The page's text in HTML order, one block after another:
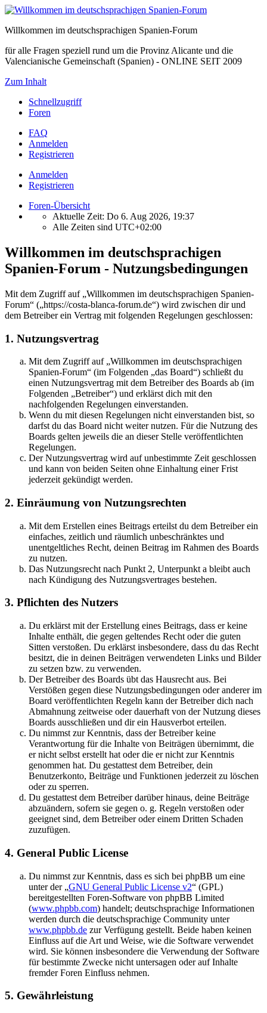
Willkommen im deutschsprachigen Spanien-Forum
für alle Fragen speziell rund um die Provinz Alicante und die
Valencianische Gemeinschaft (Spanien) - ONLINE SEIT 2009
Zum Inhalt
Schnellzugriff
Foren
FAQ
Anmelden
Registrieren
Anmelden
Registrieren
Foren-Übersicht
Aktuelle Zeit: Do 6. Aug 2026, 19:37
Alle Zeiten sind UTC+02:00
Willkommen im deutschsprachigen
Spanien-Forum - Nutzungsbedingungen
Mit dem Zugriff auf „Willkommen im deutschsprachigen Spanien-
Forum“ („https://costa-blanca-forum.de“) wird zwischen dir und
dem Betreiber ein Vertrag mit folgenden Regelungen geschlossen:
1. Nutzungsvertrag
Mit dem Zugriff auf „Willkommen im deutschsprachigen
Spanien-Forum“ (im Folgenden „das Board“) schließt du
einen Nutzungsvertrag mit dem Betreiber des Boards ab (im
Folgenden „Betreiber“) und erklärst dich mit den
nachfolgenden Regelungen einverstanden.
Wenn du mit diesen Regelungen nicht einverstanden bist, so
darfst du das Board nicht weiter nutzen. Für die Nutzung des
Boards gelten jeweils die an dieser Stelle veröffentlichten
Regelungen.
Der Nutzungsvertrag wird auf unbestimmte Zeit geschlossen
und kann von beiden Seiten ohne Einhaltung einer Frist
jederzeit gekündigt werden.
2. Einräumung von Nutzungsrechten
Mit dem Erstellen eines Beitrags erteilst du dem Betreiber ein
einfaches, zeitlich und räumlich unbeschränktes und
unentgeltliches Recht, deinen Beitrag im Rahmen des Boards
zu nutzen.
Das Nutzungsrecht nach Punkt 2, Unterpunkt a bleibt auch
nach Kündigung des Nutzungsvertrages bestehen.
3. Pflichten des Nutzers
Du erklärst mit der Erstellung eines Beitrags, dass er keine
Inhalte enthält, die gegen geltendes Recht oder die guten
Sitten verstoßen. Du erklärst insbesondere, dass du das Recht
besitzt, die in deinen Beiträgen verwendeten Links und Bilder
zu setzen bzw. zu verwenden.
Der Betreiber des Boards übt das Hausrecht aus. Bei
Verstößen gegen diese Nutzungsbedingungen oder anderer im
Board veröffentlichten Regeln kann der Betreiber dich nach
Abmahnung zeitweise oder dauerhaft von der Nutzung dieses
Boards ausschließen und dir ein Hausverbot erteilen.
Du nimmst zur Kenntnis, dass der Betreiber keine
Verantwortung für die Inhalte von Beiträgen übernimmt, die
er nicht selbst erstellt hat oder die er nicht zur Kenntnis
genommen hat. Du gestattest dem Betreiber, dein
Benutzerkonto, Beiträge und Funktionen jederzeit zu löschen
oder zu sperren.
Du gestattest dem Betreiber darüber hinaus, deine Beiträge
abzuändern, sofern sie gegen o. g. Regeln verstoßen oder
geeignet sind, dem Betreiber oder einem Dritten Schaden
zuzufügen.
4. General Public License
Du nimmst zur Kenntnis, dass es sich bei phpBB um eine
unter der „GNU General Public License v2“ (GPL)
bereitgestellten Foren-Software von phpBB Limited
(www.phpbb.com) handelt; deutschsprachige Informationen
werden durch die deutschsprachige Community unter
www.phpbb.de zur Verfügung gestellt. Beide haben keinen
Einfluss auf die Art und Weise, wie die Software verwendet
wird. Sie können insbesondere die Verwendung der Software
für bestimmte Zwecke nicht untersagen oder auf Inhalte
fremder Foren Einfluss nehmen.
5. Gewährleistung